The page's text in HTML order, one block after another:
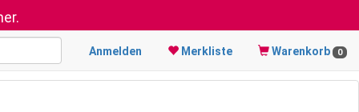
Anmelden Merkliste Warenkorb 0